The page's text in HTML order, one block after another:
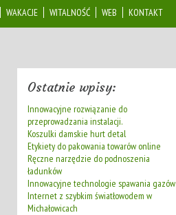
WAKACJE WITALNOŚĆ WEB KONTAKT
Ostatnie wpisy:
Innowacyjne rozwiązanie do
przeprowadzania instalacji.
Koszulki damskie hurt detal
Etykiety do pakowania towarów online
Ręczne narzędzie do podnoszenia
ładunków
Innowacyjne technologie spawania gazów
Internet z szybkim światłowodem w
Michałowicach